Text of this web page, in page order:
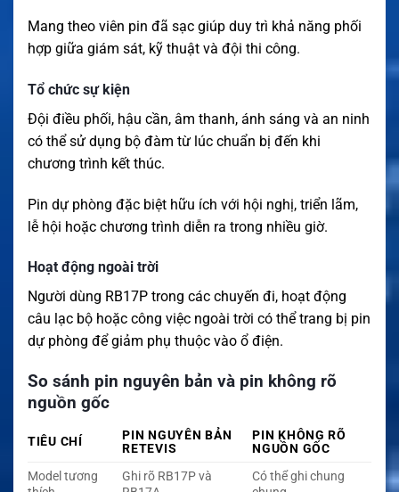
Mang theo viên pin đã sạc giúp duy trì khả năng phối
hợp giữa giám sát, kỹ thuật và đội thi công.
Tổ chức sự kiện
Đội điều phối, hậu cần, âm thanh, ánh sáng và an ninh
có thể sử dụng bộ đàm từ lúc chuẩn bị đến khi
chương trình kết thúc.
Pin dự phòng đặc biệt hữu ích với hội nghị, triển lãm,
lễ hội hoặc chương trình diễn ra trong nhiều giờ.
Hoạt động ngoài trời
Người dùng RB17P trong các chuyến đi, hoạt động
câu lạc bộ hoặc công việc ngoài trời có thể trang bị pin
dự phòng để giảm phụ thuộc vào ổ điện.
So sánh pin nguyên bản và pin không rõ
nguồn gốc
TIÊU CHÍ
PIN NGUYÊN BẢN
RETEVIS
PIN KHÔNG RÕ
NGUỒN GỐC
Model tương
Ghi rõ RB17P và
Có thể ghi chung